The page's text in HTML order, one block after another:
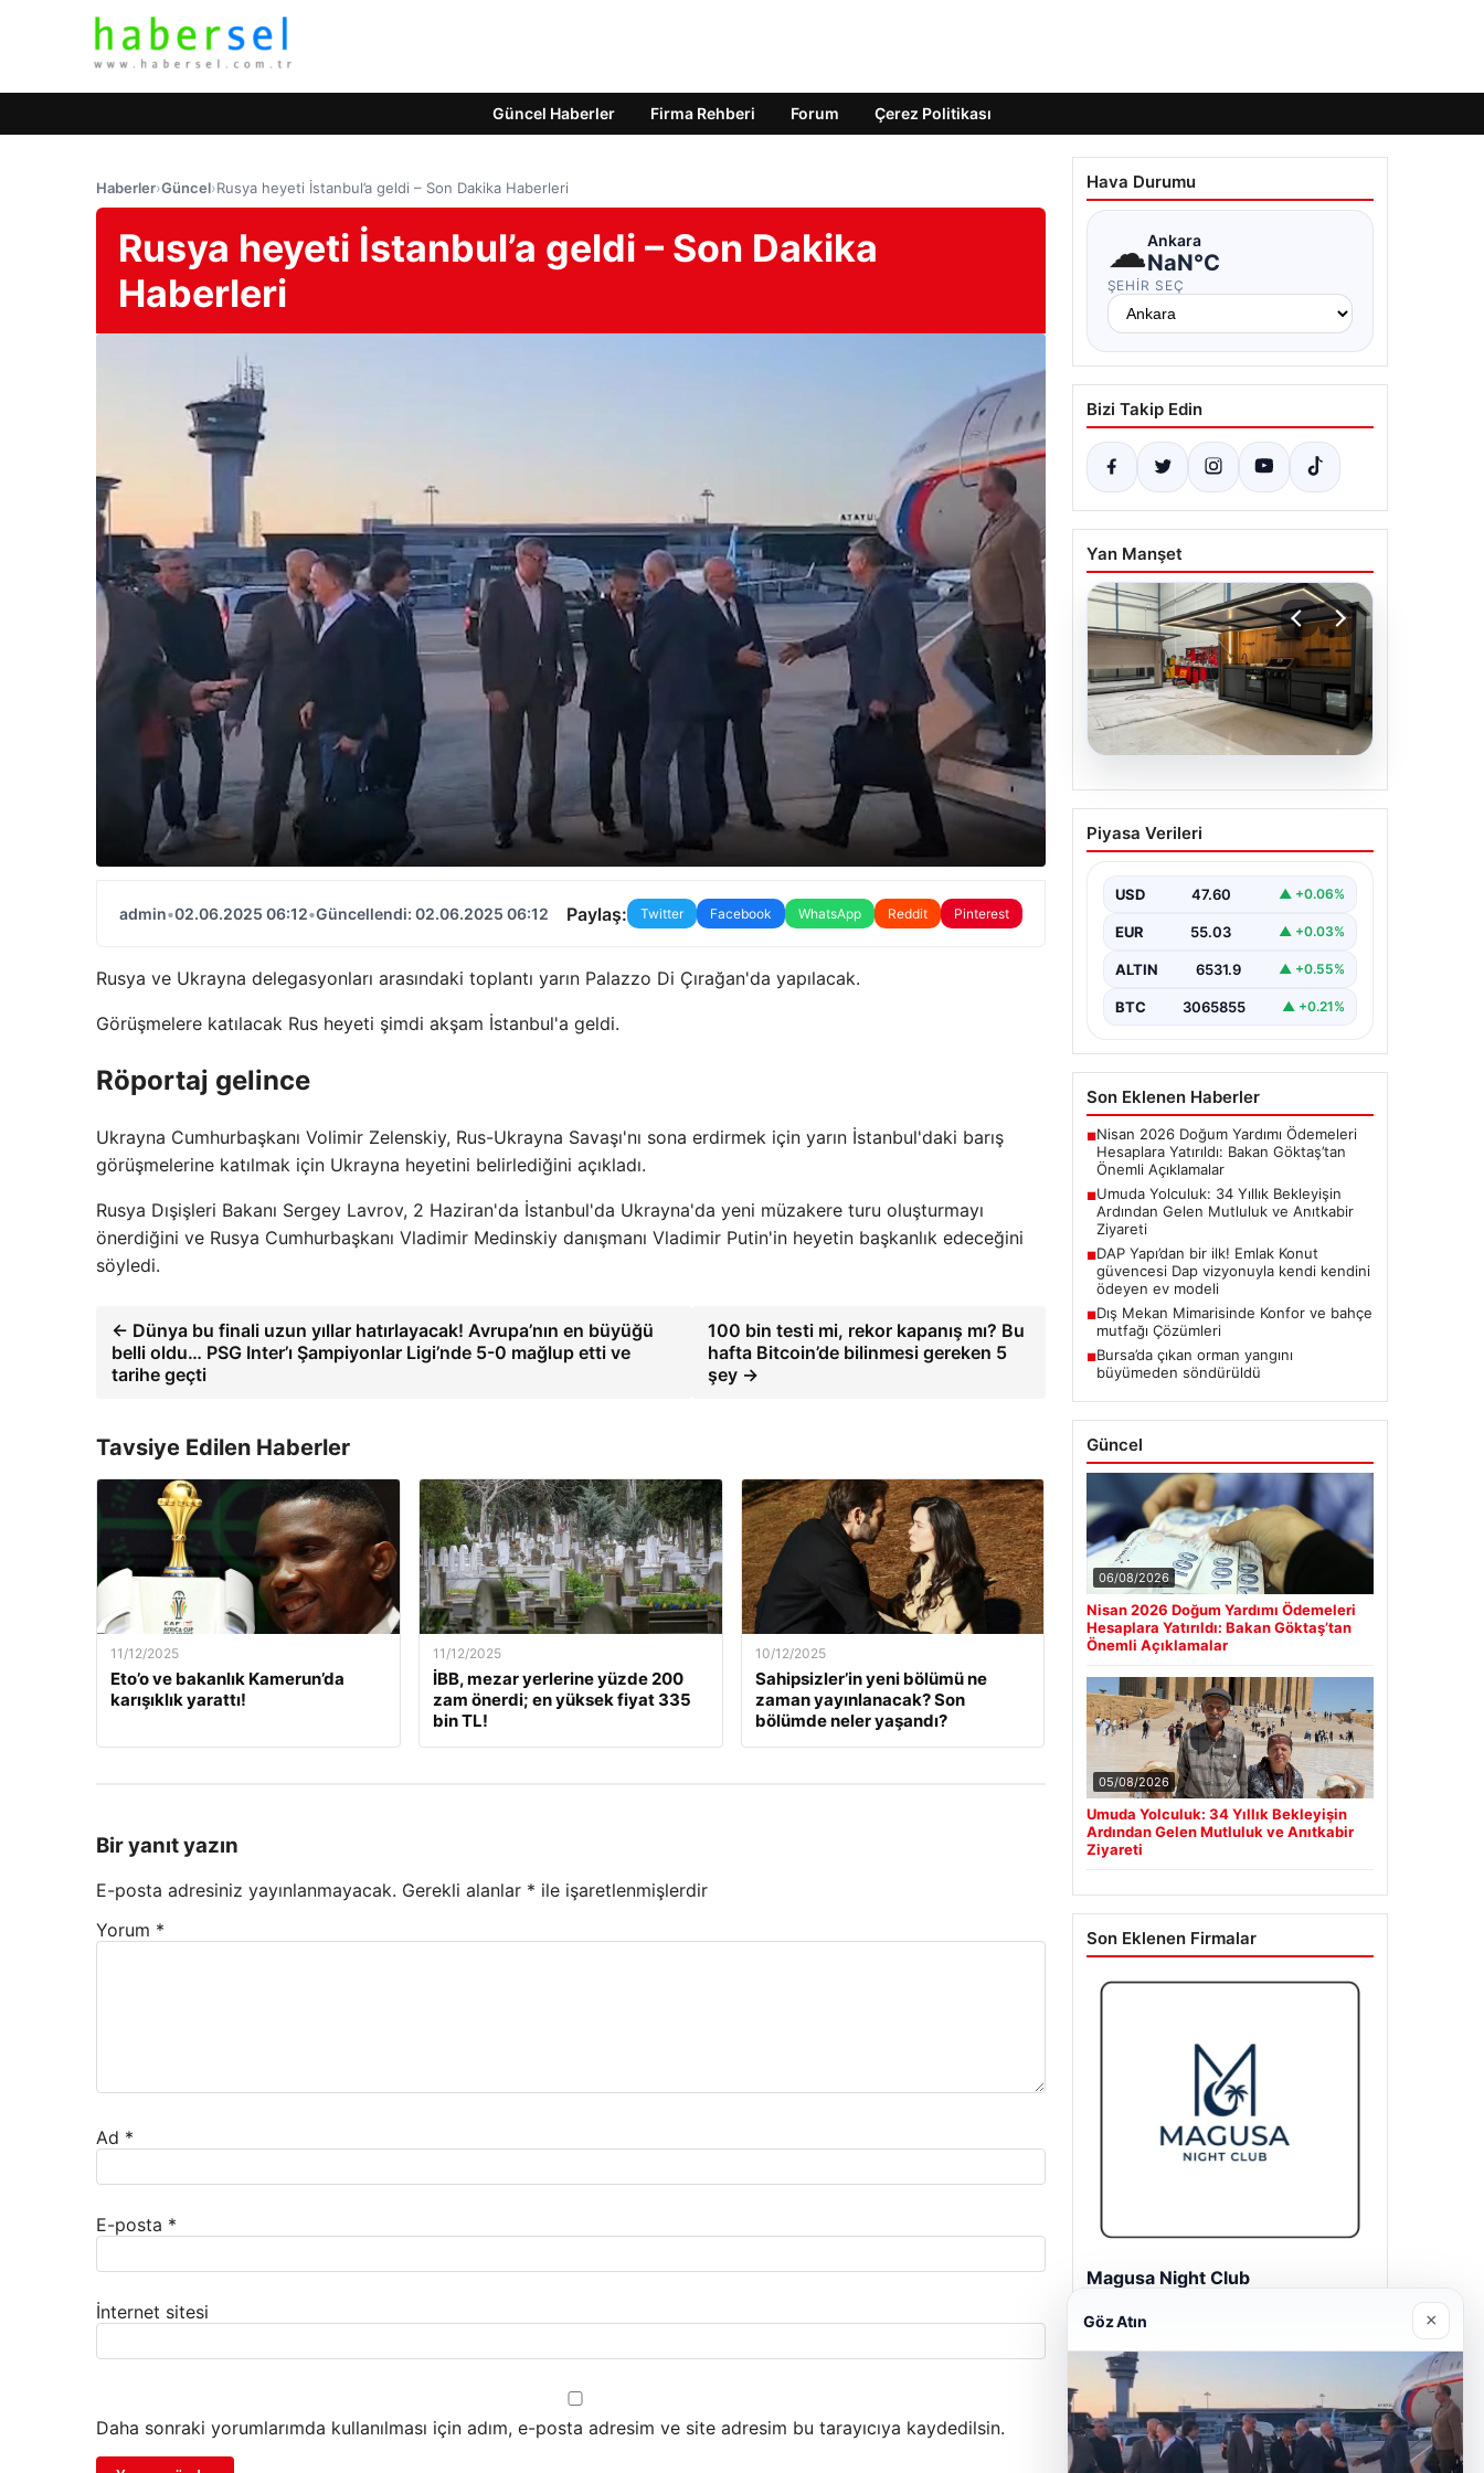
Güncel Haberler Firma Rehberi Forum Çerez Politikası
Haberler›Güncel›Rusya heyeti İstanbul’a geldi – Son Dakika Haberleri
Rusya heyeti İstanbul’a geldi – Son Dakika
Haberleri
admin•02.06.2025 06:12•Güncellendi: 02.06.2025 06:12 Paylaş: Twitter Facebook WhatsApp Reddit Pinterest
Rusya ve Ukrayna delegasyonları arasındaki toplantı yarın Palazzo Di Çırağan'da yapılacak.
Görüşmelere katılacak Rus heyeti şimdi akşam İstanbul'a geldi.
Röportaj gelince
Ukrayna Cumhurbaşkanı Volimir Zelenskiy, Rus-Ukrayna Savaşı'nı sona erdirmek için yarın İstanbul'daki barış
görüşmelerine katılmak için Ukrayna heyetini belirlediğini açıkladı.
Rusya Dışişleri Bakanı Sergey Lavrov, 2 Haziran'da İstanbul'da Ukrayna'da yeni müzakere turu oluşturmayı
önerdiğini ve Rusya Cumhurbaşkanı Vladimir Medinskiy danışmanı Vladimir Putin'in heyetin başkanlık edeceğini
söyledi.
← Dünya bu finali uzun yıllar hatırlayacak! Avrupa’nın en büyüğü
belli oldu… PSG Inter’ı Şampiyonlar Ligi’nde 5-0 mağlup etti ve
tarihe geçti
100 bin testi mi, rekor kapanış mı? Bu
hafta Bitcoin’de bilinmesi gereken 5
şey →
Tavsiye Edilen Haberler
11/12/2025
Eto’o ve bakanlık Kamerun’da
karışıklık yarattı!
11/12/2025
İBB, mezar yerlerine yüzde 200
zam önerdi; en yüksek fiyat 335
bin TL!
10/12/2025
Sahipsizler’in yeni bölümü ne
zaman yayınlanacak? Son
bölümde neler yaşandı?
Bir yanıt yazın
E-posta adresiniz yayınlanmayacak. Gerekli alanlar * ile işaretlenmişlerdir
Yorum *
Ad *
E-posta *
İnternet sitesi
Daha sonraki yorumlarımda kullanılması için adım, e-posta adresim ve site adresim bu tarayıcıya kaydedilsin.
Hava Durumu
☁Ankara
NaN°C
ŞEHIR SEÇ
Bizi Takip Edin
Yan Manşet
04.08.2026
Bursa’da çıkan orman
yangını büyümeden
USD 47.60 ▲ +0.06%
EUR 55.03 ▲ +0.03%
ALTIN 6531.9 ▲ +0.55%
Son Eklenen Haberler
Nisan 2026 Doğum Yardımı Ödemeleri
Hesaplara Yatırıldı: Bakan Göktaş’tan
Önemli Açıklamalar
Umuda Yolculuk: 34 Yıllık Bekleyişin
Ardından Gelen Mutluluk ve Anıtkabir
Ziyareti
DAP Yapı’dan bir ilk! Emlak Konut
güvencesi Dap vizyonuyla kendi kendini
ödeyen ev modeli
■Dış Mekan Mimarisinde Konfor ve bahçe
mutfağı Çözümleri
■
06/08/2026
Nisan 2026 Doğum Yardımı Ödemeleri
Önemli Açıklamalar
05/08/2026
Umuda Yolculuk: 34 Yıllık Bekleyişin
Ziyareti
Son Eklenen Firmalar
Magusa Night Club
Göz Atın ×